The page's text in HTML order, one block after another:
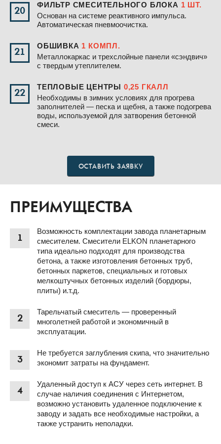
20
ФИЛЬТР СМЕСИТЕЛЬНОГО БЛОКА 1 ШТ.
Основан на системе реактивного импульса.
Автоматическая пневмоочистка.
21
ОБШИВКА 1 КОМПЛ.
Металлокаркас и трехслойные панели «сэндвич»
с твердым утеплителем.
22
ТЕПЛОВЫЕ ЦЕНТРЫ 0,25 ГКАЛЛ
Необходимы в зимних условиях для прогрева
заполнителей — песка и щебня, а также подогрева
воды, используемой для затворения бетонной
смеси.
ОСТАВИТЬ ЗАЯВКУ
ПРЕИМУЩЕСТВА
1
Возможность комплектации завода планетарным
смесителем. Смесители ELKON планетарного
типа идеально подходят для производства
бетона, а также изготовления бетонных труб,
бетонных паркетов, специальных и готовых
мелкоштучных бетонных изделий (бордюры,
плиты) и.т.д.
2
Тарельчатый смеситель — проверенный
многолетней работой и экономичный в
эксплуатации.
3
Не требуется заглубления скипа, что значительно
экономит затраты на фундамент.
4
Удаленный доступ к АСУ через сеть интернет. В
случае наличия соединения с Интернетом,
возможно установить удаленное подключение к
заводу и задать все необходимые настройки, а
также устранить неполадки.